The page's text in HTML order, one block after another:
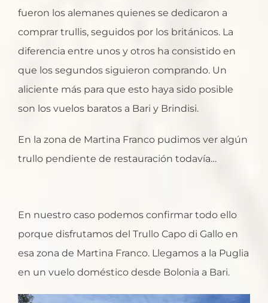
fueron los alemanes quienes se dedicaron a
comprar trullis, seguidos por los británicos. La
diferencia entre unos y otros ha consistido en
que los segundos siguieron comprando. Un
aliciente más para que esto haya sido posible
son los vuelos baratos a Bari y Brindisi.
En la zona de Martina Franco pudimos ver algún
trullo pendiente de restauración todavía…
En nuestro caso podemos confirmar todo ello
porque disfrutamos del Trullo Capo di Gallo en
esa zona de Martina Franco. Llegamos a la Puglia
en un vuelo doméstico desde Bolonia a Bari.